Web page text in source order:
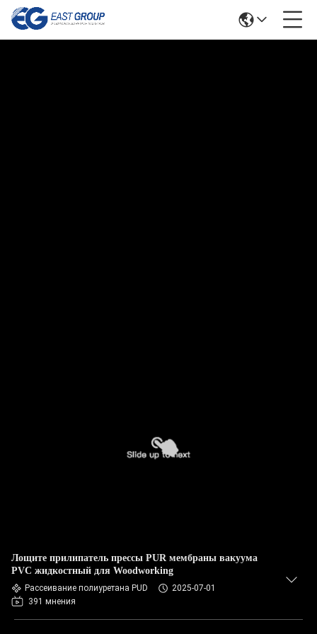
Лощите прилипатель прессы PUR мембраны вакуума
PVC жидкостный для Woodworking
Рассеивание полиуретана PUD
2025-07-01
391 мнения